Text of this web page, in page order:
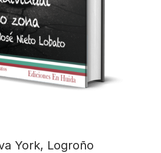
York, Logroño